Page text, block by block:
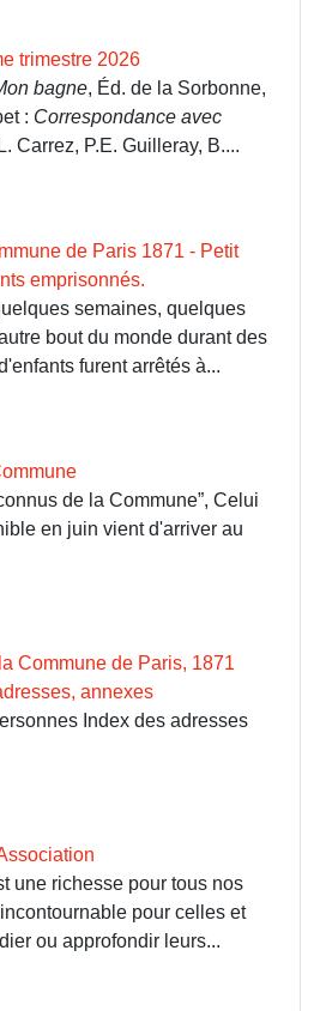
trimestre 2026
bagne, Éd. de la Sorbonne,
: Correspondance avec
Carrez, P.E. Guilleray, B....
de Paris 1871 - Petit
emprisonnés.
semaines, quelques
bout du monde durant des
furent arrêtés à...
de la Commune”, Celui
en juin vient d'arriver au
Commune de Paris, 1871
annexes
Index des adresses
une richesse pour tous nos
pour celles et
ou approfondir leurs...